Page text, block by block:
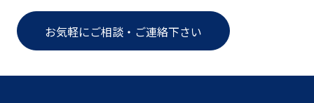
お気軽にご相談・ご連絡下さい